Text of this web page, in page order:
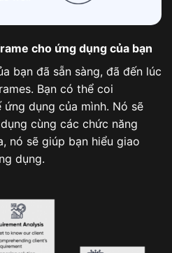
cho ứng dụng của bạn
bạn đã sẵn sàng, đã đến lúc
Bạn có thể coi
dụng của mình. Nó sẽ
cùng các chức năng
nó sẽ giúp bạn hiểu giao
dụng.